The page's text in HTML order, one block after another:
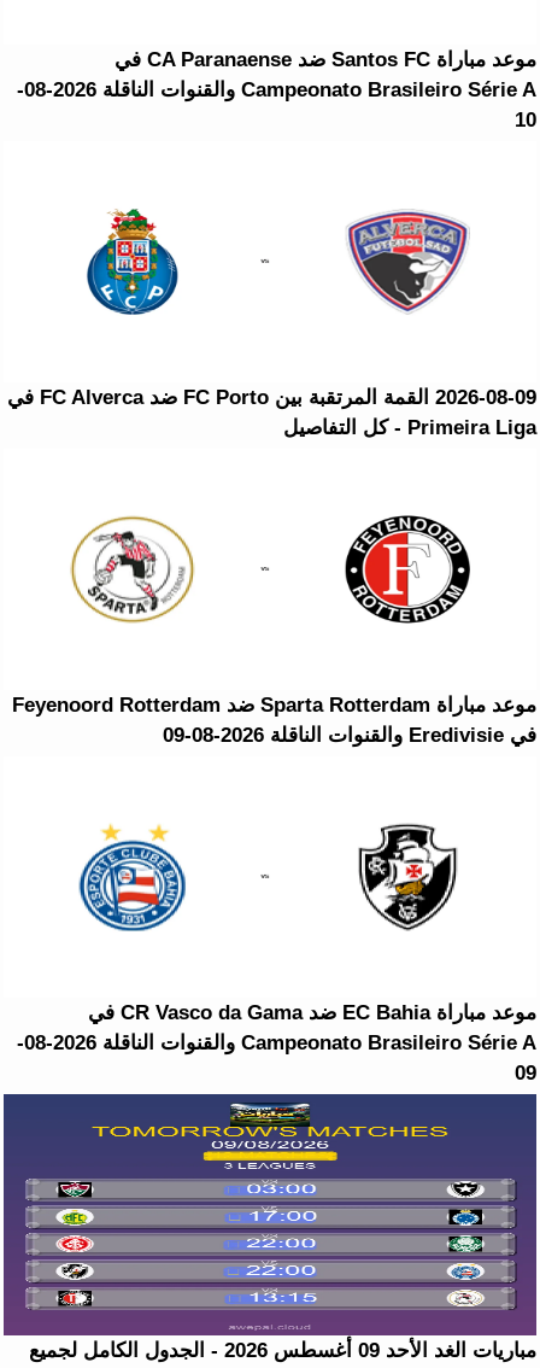
موعد مباراة Santos FC ضد CA Paranaense في
Campeonato Brasileiro Série A والقنوات الناقلة 2026-08-
10
2026-08-09 القمة المرتقبة بين FC Porto ضد FC Alverca في
Primeira Liga - كل التفاصيل
موعد مباراة Sparta Rotterdam ضد Feyenoord Rotterdam
في Eredivisie والقنوات الناقلة 2026-08-09
موعد مباراة EC Bahia ضد CR Vasco da Gama في
Campeonato Brasileiro Série A والقنوات الناقلة 2026-08-
09
مباريات الغد الأحد 09 أغسطس 2026 - الجدول الكامل لجميع